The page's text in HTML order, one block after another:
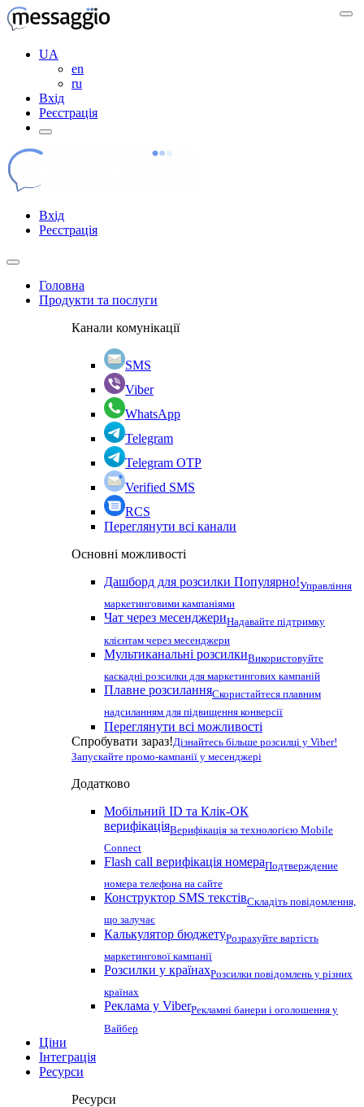
UA
en
ru
Вхід
Реєстрація
Вхід
Реєстрація
Головна
Продукти та послуги
Канали комунікації
SMS
Viber
WhatsApp
Telegram
Telegram OTP
Verified SMS
RCS
Переглянути всі канали
Основні можливості
Дашборд для розсилки Популярно!Управління
маркетинговими кампаніями
Чат через месенджериНадавайте підтримку
клієнтам через месенджери
Мультиканальні розсилкиВикористовуйте
каскадні розсилки для маркетингових кампаній
Плавне розсиланняСкористайтеся плавним
надсиланням для підвищення конверсії
Переглянути всі можливості
Спробувати зараз!Дізнайтесь більше розсилці у Viber!
Запускайте промо-кампанії у месенджері
Додатково
Мобільний ID та Клік-ОК
верифікаціяВерифікація за технологією Mobile
Connect
Flash call верифікація номераПодтверждение
номера телефона на сайте
Конструктор SMS текстівСкладіть повідомлення,
що залучає
Калькулятор бюджетуРозрахуйте вартість
маркетингової кампанії
Розсилки у країнахРозсилки повідомлень у різних
країнах
Реклама у ViberРекламні банери і оголошення у
Вайбер
Ціни
Інтеграція
Ресурси
Ресурси